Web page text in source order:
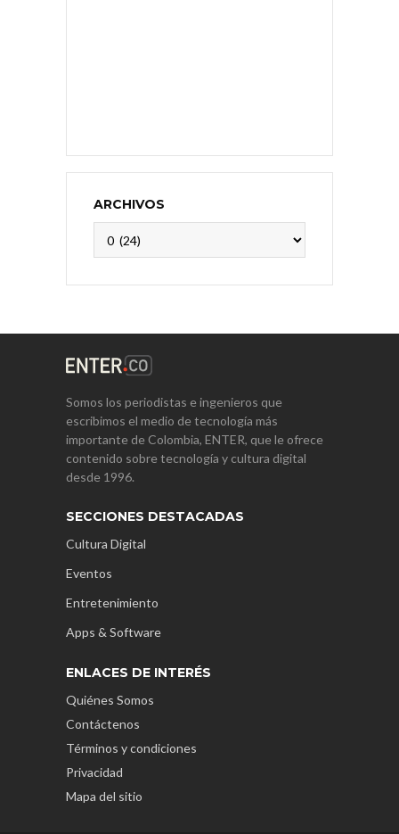
ARCHIVOS
Somos los periodistas e ingenieros que
escribimos el medio de tecnología más
importante de Colombia, ENTER, que le ofrece
contenido sobre tecnología y cultura digital
desde 1996.
SECCIONES DESTACADAS
Cultura Digital
Eventos
Entretenimiento
Apps & Software
ENLACES DE INTERÉS
Quiénes Somos
Contáctenos
Términos y condiciones
Privacidad
Mapa del sitio